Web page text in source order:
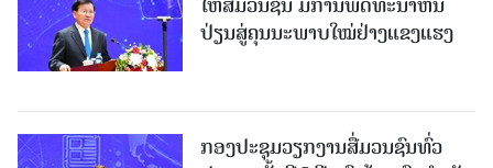
ປ່ຽນສູ່ຄຸນນະພາບໃໝ່ຢ່າງແຂງແຮງ
ກອງປະຊຸມວຽກງານສື່ມວນຊົນທົ່ວ